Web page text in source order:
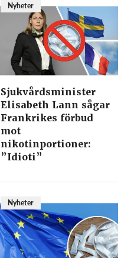
Nyheter
Sjukvårdsminister
Elisabeth Lann sågar
Frankrikes förbud
mot
nikotinportioner:
”Idioti”
Nyheter